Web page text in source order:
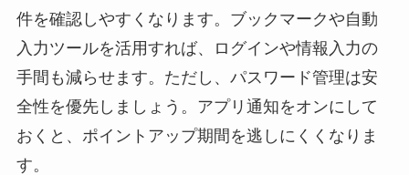
件を確認しやすくなります。ブックマークや自動
入力ツールを活用すれば、ログインや情報入力の
手間も減らせます。ただし、パスワード管理は安
全性を優先しましょう。アプリ通知をオンにして
おくと、ポイントアップ期間を逃しにくくなりま
す。